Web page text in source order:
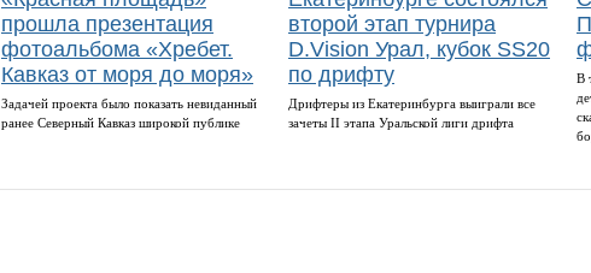
прошла презентация
фотоальбома «Хребет.
Кавказ от моря до моря»
Задачей проекта было показать невиданный
ранее Северный Кавказ широкой публике
второй этап турнира
D.Vision Урал, кубок SS20
по дрифту
Дрифтеры из Екатеринбурга выиграли все
зачеты II этапа Уральской лиги дрифта
В